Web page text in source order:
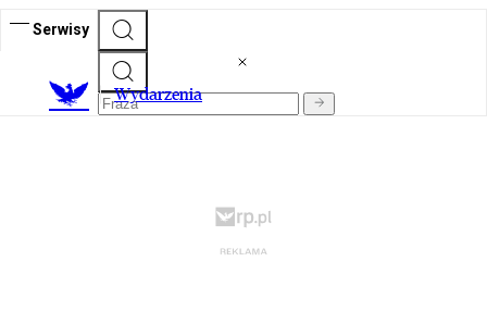
Serwisy
Wydarzenia